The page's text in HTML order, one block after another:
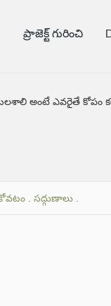
ప్రాజెక్ట్ గురించి
అంటే ఎవరైతే కోపం
. సద్గుణాలు .